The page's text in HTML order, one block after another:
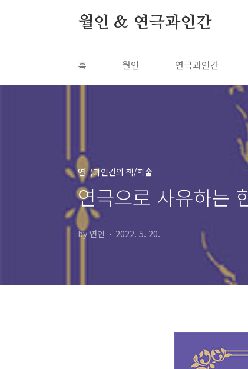
월인 & 연극과인간
홈 월인 연극과인간
연극과인간의 책/학술
연극으로 사유하는
by 연인 2022. 5. 20.